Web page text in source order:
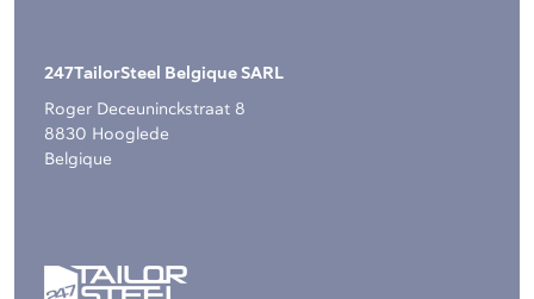
247TailorSteel Belgique SARL
Roger Deceuninckstraat 8
8830 Hooglede
Belgique